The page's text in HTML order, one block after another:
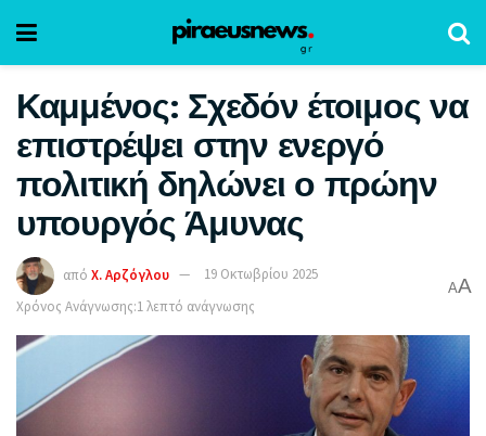
Καμμένος: Σχεδόν έτοιμος να
επιστρέψει στην ενεργό
πολιτική δηλώνει ο πρώην
υπουργός Άμυνας
από Χ. Αρζόγλου
19 Οκτωβρίου 2025
Χρόνος Ανάγνωσης:1 λεπτό ανάγνωσης
AA